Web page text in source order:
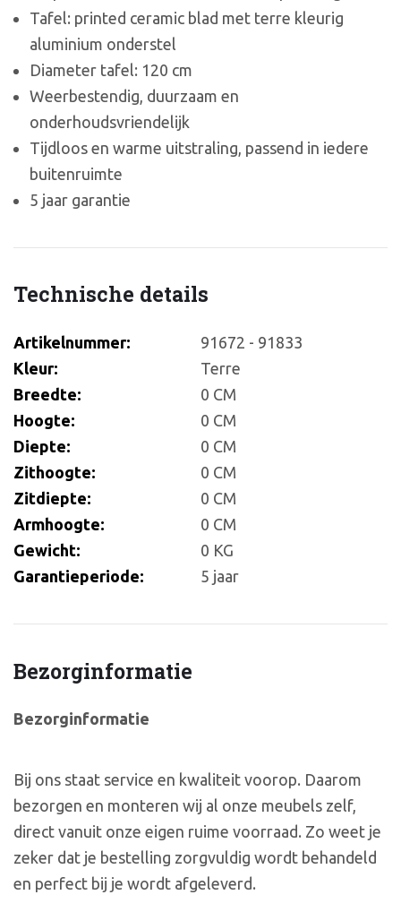
Tafel: printed ceramic blad met terre kleurig
aluminium onderstel
Diameter tafel: 120 cm
Weerbestendig, duurzaam en
onderhoudsvriendelijk
Tijdloos en warme uitstraling, passend in iedere
buitenruimte
5 jaar garantie
Technische details
Artikelnummer:
91672 - 91833
Kleur:
Terre
Breedte:
0 CM
Hoogte:
0 CM
Diepte:
0 CM
Zithoogte:
0 CM
Zitdiepte:
0 CM
Armhoogte:
0 CM
Gewicht:
0 KG
Garantieperiode:
5 jaar
Bezorginformatie
Bezorginformatie
Bij ons staat service en kwaliteit voorop. Daarom
bezorgen en monteren wij al onze meubels zelf,
direct vanuit onze eigen ruime voorraad. Zo weet je
zeker dat je bestelling zorgvuldig wordt behandeld
en perfect bij je wordt afgeleverd.